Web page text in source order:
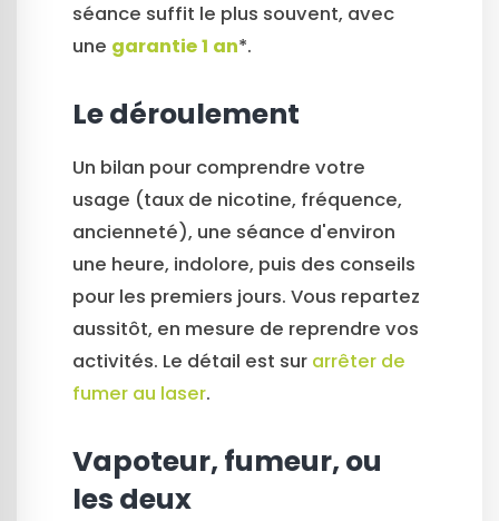
séance suffit le plus souvent, avec
une garantie 1 an*.
Le déroulement
Un bilan pour comprendre votre
usage (taux de nicotine, fréquence,
ancienneté), une séance d'environ
une heure, indolore, puis des conseils
pour les premiers jours. Vous repartez
aussitôt, en mesure de reprendre vos
activités. Le détail est sur arrêter de
fumer au laser.
Vapoteur, fumeur, ou
les deux